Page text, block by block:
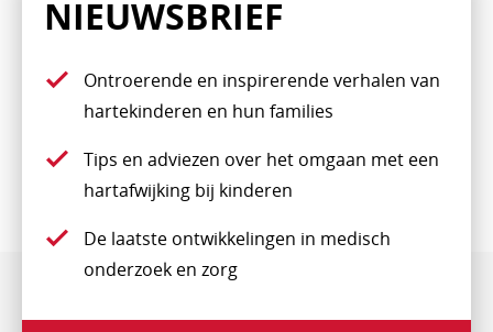
NIEUWSBRIEF
Ontroerende en inspirerende verhalen van
hartekinderen en hun families
Tips en adviezen over het omgaan met een
hartafwijking bij kinderen
De laatste ontwikkelingen in medisch
onderzoek en zorg